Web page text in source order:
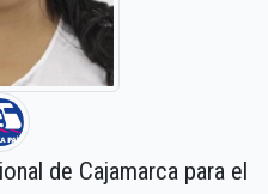
de Cajamarca para el